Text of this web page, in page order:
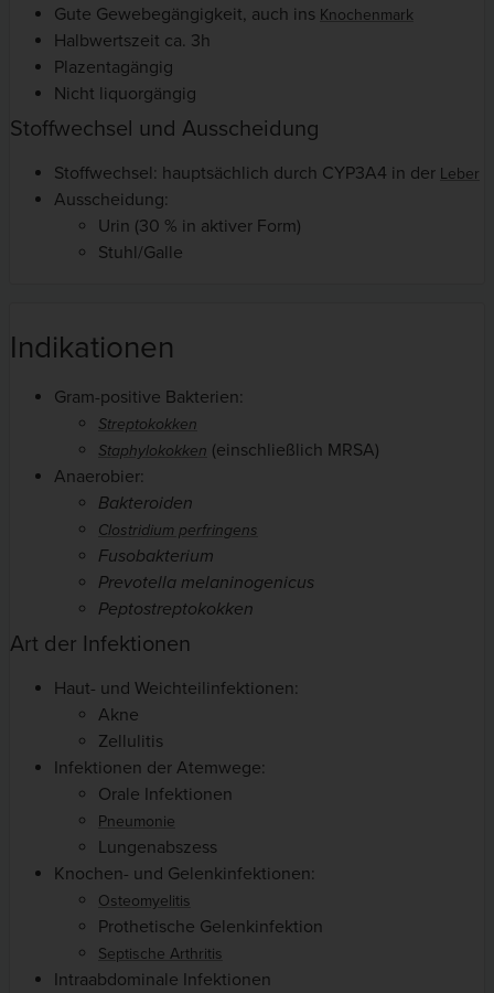
Gute Gewebegängigkeit, auch ins Knochenmark
Halbwertszeit ca. 3h
Plazentagängig
Nicht liquorgängig
Stoffwechsel und Ausscheidung
Stoffwechsel: hauptsächlich durch CYP3A4 in der Leber
Ausscheidung:
Urin (30 % in aktiver Form)
Stuhl/Galle
Indikationen
Gram-positive Bakterien:
Streptokokken
Staphylokokken (einschließlich MRSA)
Anaerobier:
Bakteroiden
Clostridium perfringens
Fusobakterium
Prevotella melaninogenicus
Peptostreptokokken
Art der Infektionen
Haut- und Weichteilinfektionen:
Akne
Zellulitis
Infektionen der Atemwege:
Orale Infektionen
Pneumonie
Lungenabszess
Knochen- und Gelenkinfektionen:
Osteomyelitis
Prothetische Gelenkinfektion
Septische Arthritis
Intraabdominale Infektionen